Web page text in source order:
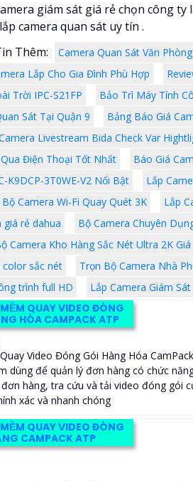
giám sát giá rẻ chọn công
camera quan sát uy tín .
Thêm:
Camera Quan Sát Văn
Lắp Cho Gia Đình Phù Hợp
Trời IPC-S21FP
Bảo Trì Máy Tính
Sát Tại Quận 9
Bảng Báo Giá
Livestream Bida Check Var
Điện Thoại Tốt Nhất
Báo Giá
K9DCP-3T0WE-V2 Nổi Bật
Lắp
Bộ Camera Wi-Fi Quay Quét 3K Lắp
giá rẻ dahua
Bộ Camera Chuyên
Camera Kho Hàng Sắc Nét Ultra 2K Giá
color sắc nét
Trọn Bộ Camera Nhà
trình full HD
Lắp Camera Giám
QUAY VIDEO ĐÓNG
HÓA CAMPACK ATP
Video Đóng Gói Hàng Hóa
dùng để quản lý đơn hàng có chức
hàng, tra cứu và tải video đóng gói
xác và nhanh chóng
QUAY VIDEO ĐÓNG
CAMPACK ATP